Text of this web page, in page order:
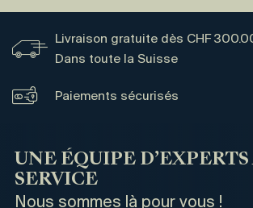
Livraison gratuite dès CHF
Dans toute la Suisse
Paiements sécurisés
UNE ÉQUIPE D’EXPERTS
SERVICE
Nous sommes là pour vous !